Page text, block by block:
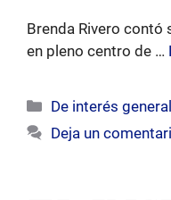
Brenda Rivero contó
en pleno centro de …
Categorías
De interés general
Deja un